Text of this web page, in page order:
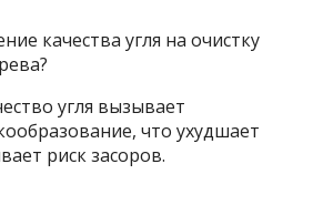
качества угля на очистку
угля вызывает
что ухудшает
риск засоров.